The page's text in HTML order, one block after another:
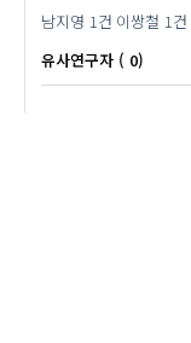
남지영 1건 이쌍철 1건
유사연구자 ( 0)